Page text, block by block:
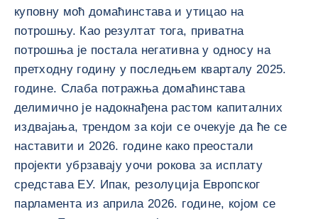
куповну моћ домаћинстава и утицао на
потрошњу. Као резултат тога, приватна
потрошња је постала негативна у односу на
претходну годину у последњем кварталу 2025.
године. Слаба потражња домаћинстава
делимично је надокнађена растом капиталних
издвајања, трендом за који се очекује да ће се
наставити и 2026. године како преостали
пројекти убрзавају уочи рокова за исплату
средстава ЕУ. Ипак, резолуција Европског
парламента из априла 2026. године, којом се